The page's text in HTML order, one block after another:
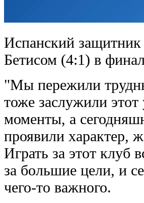
Испанский
Бетисом (4:1) в
"Мы пережили
тоже заслужили
моменты, а
проявили характер,
Играть за этот клуб
за большие цели, и
чего-то важного.